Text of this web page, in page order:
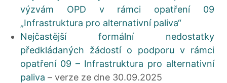
výzvám OPD v rámci opatření 09
„Infrastruktura pro alternativní paliva“
Nejčastější formální nedostatky
předkládaných žádostí o podporu v rámci
opatření 09 – Infrastruktura pro alternativní
paliva – verze ze dne 30.09.2025